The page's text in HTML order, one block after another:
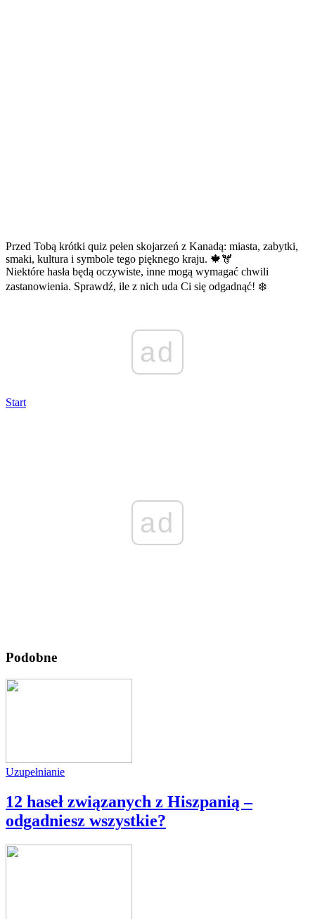
Przed Tobą krótki quiz pełen skojarzeń z Kanadą: miasta, zabytki,
smaki, kultura i symbole tego pięknego kraju. 🍁🫎
Niektóre hasła będą oczywiste, inne mogą wymagać chwili
zastanowienia. Sprawdź, ile z nich uda Ci się odgadnąć! ❄️
ad
Start
ad
Podobne
Uzupełnianie
12 haseł związanych z Hiszpanią –
odgadniesz wszystkie?